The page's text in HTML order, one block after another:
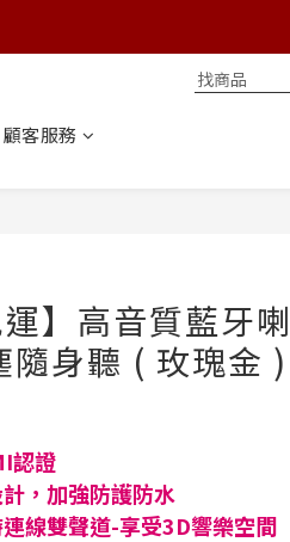
顧客服務
】高音質藍牙喇
隨身聽 ( 玫瑰金 )
認證
，加強防護防水
線雙聲道-享受3D響樂空間